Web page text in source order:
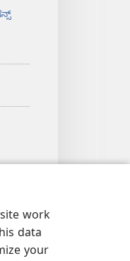
work
data
your